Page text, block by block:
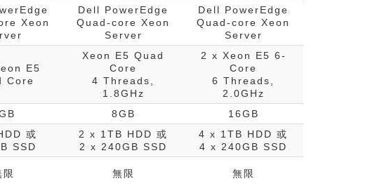
Xeon
Dell PowerEdge
Quad-core Xeon
Server
Dell PowerEdge
Quad-core Xeon
Server
E5
Core
Xeon E5 Quad
Core
4 Threads,
1.8GHz
2 x Xeon E5 6-
Core
6 Threads,
2.0GHz
8GB 16GB
或
SSD
2 x 1TB HDD 或
2 x 240GB SSD
4 x 1TB HDD 或
4 x 240GB SSD
限 無限 無限